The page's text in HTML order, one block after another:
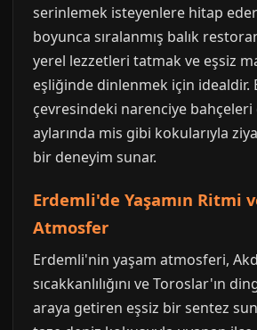
serinlemek isteyenlere hitap
boyunca sıralanmış balık
yerel lezzetleri tatmak ve eşsiz
eşliğinde dinlenmek için idealdir.
çevresindeki narenciye
aylarında mis gibi kokularıyla
bir deneyim sunar.
Erdemli'de Yaşamın Ritmi
Atmosfer
Erdemli'nin yaşam atmosferi,
sıcakkanlılığını ve Toroslar'ın
araya getiren eşsiz bir sentez